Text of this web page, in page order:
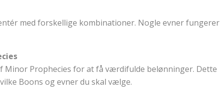
med forskellige kombinationer. Nogle evner fungerer
Minor Prophecies for at få værdifulde belønninger. Dette
Boons og evner du skal vælge.